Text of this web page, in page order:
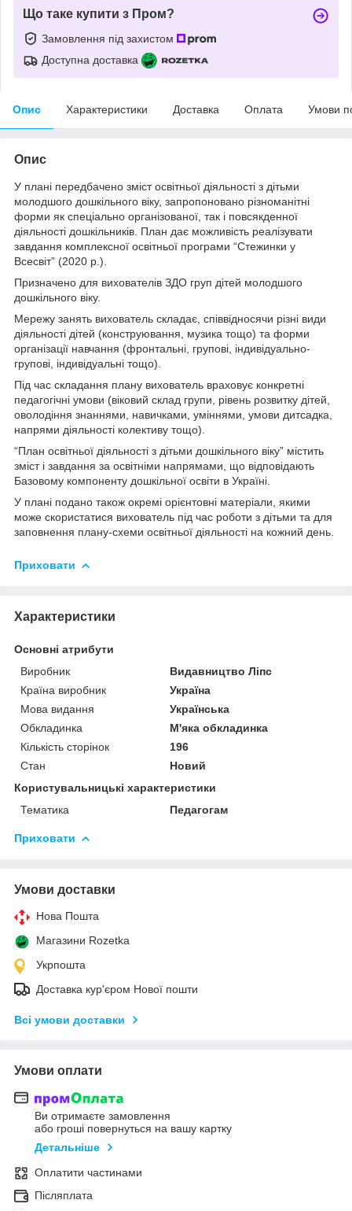
Що таке купити з Пром?
Замовлення під захистом
Доступна доставка
Опис Характеристики Доставка Оплата Умови
Опис
У плані передбачено зміст освітньої діяльності з дітьми
молодшого дошкільного віку, запропоновано різноманітні
форми як спеціально організованої, так і повсякденної
діяльності дошкільників. План дає можливість реалізувати
завдання комплексної освітньої програми “Стежинки у
Всесвіт” (2020 р.).
Призначено для вихователів ЗДО груп дітей молодшого
дошкільного віку.
Мережу занять вихователь складає, співвідносячи різні види
діяльності дітей (конструювання, музика тощо) та форми
організації навчання (фронтальні, групові, індивідуально-
групові, індивідуальні тощо).
Під час складання плану вихователь враховує конкретні
педагогічні умови (віковий склад групи, рівень розвитку дітей,
оволодіння знаннями, навичками, уміннями, умови дитсадка,
напрями діяльності колективу тощо).
“План освітньої діяльності з дітьми дошкільного віку” містить
зміст і завдання за освітніми напрямами, що відповідають
Базовому компоненту дошкільної освіти в Україні.
У плані подано також окремі орієнтовні матеріали, якими
може скористатися вихователь під час роботи з дітьми та для
заповнення плану-схеми освітньої діяльності на кожний день.
Приховати
Характеристики
Основні атрибути
Виробник
Видавництво Ліпс
Країна виробник
Україна
Мова видання
Українська
Обкладинка
М'яка обкладинка
Кількість сторінок
196
Стан
Новий
Користувальницькі характеристики
Тематика
Педагогам
Приховати
Умови доставки
Нова Пошта
Магазини Rozetka
Укрпошта
Доставка кур'єром Нової пошти
Всі умови доставки
Умови оплати
Ви отримаєте замовлення
або гроші повернуться на вашу картку
Детальніше
Оплатити частинами
Післяплата